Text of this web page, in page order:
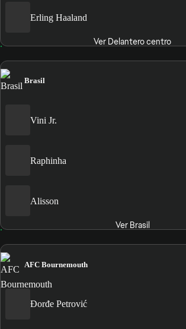
Erling Haaland
Ver Delantero centro
Brasil
Vini Jr.
Raphinha
Alisson
Ver Brasil
AFC Bournemouth
Đorđe Petrović